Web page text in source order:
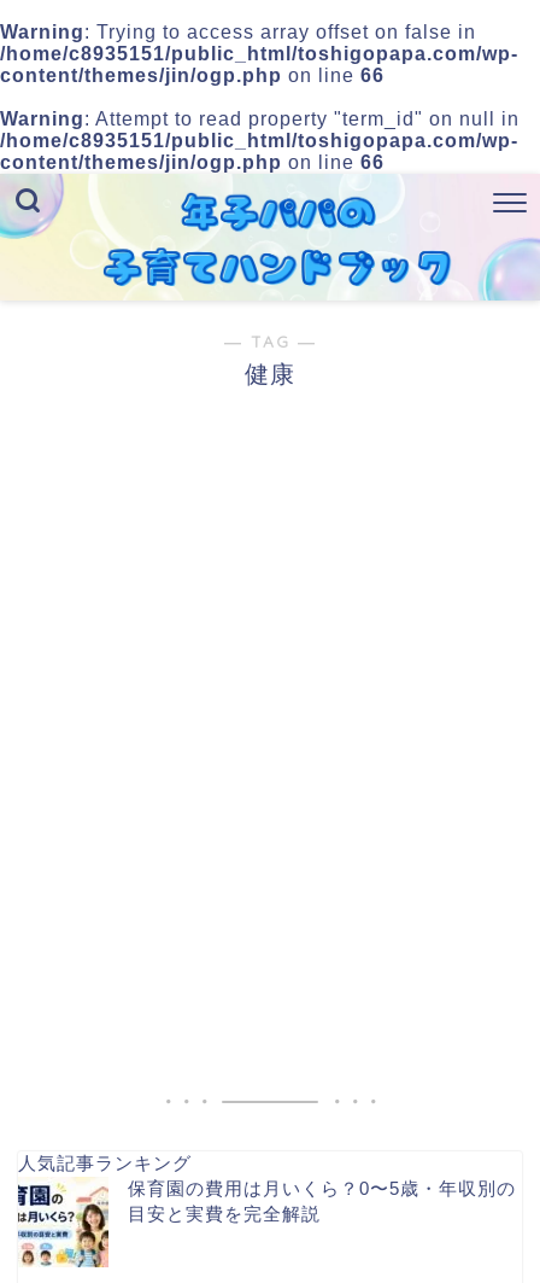
Warning: Trying to access array offset on false in
/home/c8935151/public_html/toshigopapa.com/wp-
content/themes/jin/ogp.php on line 66
Warning: Attempt to read property "term_id" on null in
/home/c8935151/public_html/toshigopapa.com/wp-
content/themes/jin/ogp.php on line 66
― TAG ―
健康
人気記事ランキング
保育園の費用は月いくら？0〜5歳・年収別の
目安と実費を完全解説